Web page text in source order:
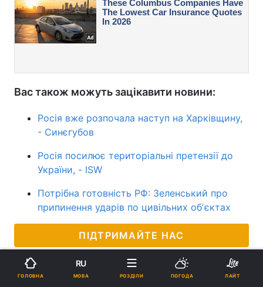
Вас також можуть зацікавити новини:
Росія вже розпочала наступ на Харківщину,
- Синєгубов
Росія посилює територіальні претензії до
України, - ISW
Потрібна готовність РФ: Зеленський про
припинення ударів по цивільних обʼєктах
ПІДТРИМАЙТЕ НАС
ГОЛОВНА
RU
МОВА РОЗДІЛИ ПОГОДА ЛАЙТ